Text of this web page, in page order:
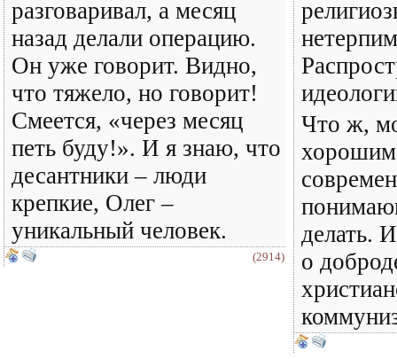
разговаривал, а месяц
назад делали операцию.
Он уже говорит. Видно,
что тяжело, но говорит!
Смеется, «через месяц
петь буду!». И я знаю, что
десантники – люди
крепкие, Олег –
уникальный человек.
(2914)
Что ж,
хорошим
делать.
о